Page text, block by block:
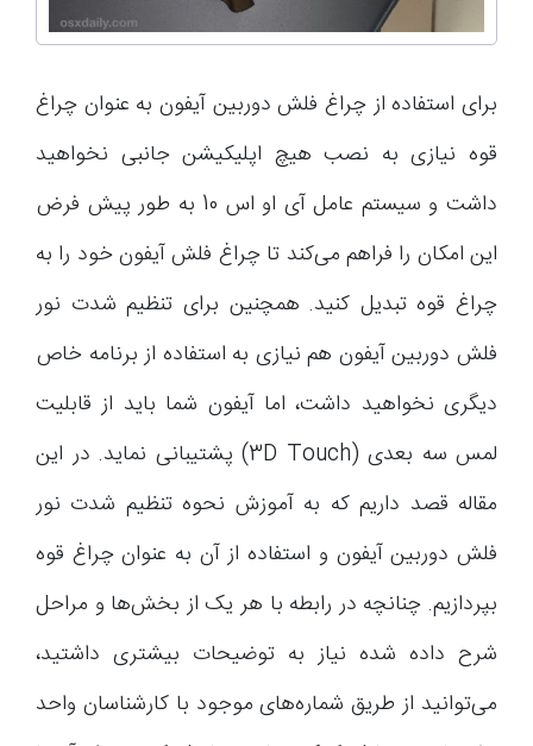
برای استفاده از چراغ فلش دوربین آیفون به عنوان چراغ
قوه نیازی به نصب هیچ اپلیکیشن جانبی نخواهید
داشت و سیستم عامل آی او اس 10 به طور پیش فرض
این امکان را فراهم می‌کند تا چراغ فلش آیفون خود را به
چراغ قوه تبدیل کنید. همچنین برای تنظیم شدت نور
فلش دوربین آیفون هم نیازی به استفاده از برنامه خاص
دیگری نخواهید داشت، اما آیفون شما باید از قابلیت
لمس سه بعدی (3D Touch) پشتیبانی نماید. در این
مقاله قصد داریم که به آموزش نحوه تنظیم شدت نور
فلش دوربین آیفون و استفاده از آن به عنوان چراغ قوه
بپردازیم. چنانچه در رابطه با هر یک از بخش‌ها و مراحل
شرح داده شده نیاز به توضیحات بیشتری داشتید،
می‌توانید از طریق شماره‌های موجود با کارشناسان واحد